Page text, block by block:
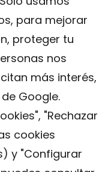
para mejorar
proteger tu
nos
más interés,
Google.
"Rechazar
cookies
y "Configurar